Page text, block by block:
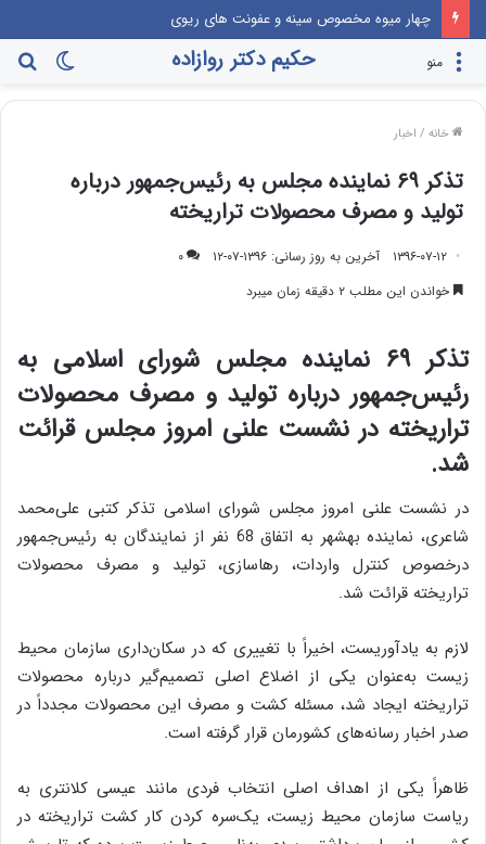
نمودار وحشتناک کرونا قبل و پس از واکسیناسیون در ایسلند
تغییر
پوسته
حکیم دکتر روازاده منو
خانه / اخبار
تذکر ۶۹ نماینده مجلس به رئیس‌جمهور درباره
تولید و مصرف محصولات تراریخته
۱۳۹۶-۰۷-۱۲ آخرین به روز رسانی: ۱۳۹۶-۰۷-۱۲
۰
خواندن این مطلب ۲ دقیقه زمان میبرد
تذکر ۶۹ نماینده مجلس شورای اسلامی به
رئیس‌جمهور درباره تولید و مصرف محصولات
تراریخته در نشست علنی امروز مجلس قرائت
شد.
در نشست علنی امروز مجلس شورای اسلامی تذکر کتبی علی‌محمد
شاعری، نماینده بهشهر به اتفاق 68 نفر از نمایندگان به رئیس‌جمهور
درخصوص کنترل واردات، رهاسازی، تولید و مصرف محصولات
تراریخته قرائت شد.
لازم به یادآوریست، اخیراً با تغییری که در سکان‌داری سازمان محیط
زیست به‌عنوان یکی از اضلاع اصلی تصمیم‌گیر درباره محصولات
تراریخته ایجاد شد، مسئله کشت و مصرف این محصولات مجدداً در
صدر اخبار رسانه‌‌های کشورمان قرار گرفته است.
ظاهراً یکی از اهداف اصلی انتخاب فردی مانند عیسی کلانتری به
ریاست سازمان محیط زیست، یک‌سره کردن کار کشت تراریخته در